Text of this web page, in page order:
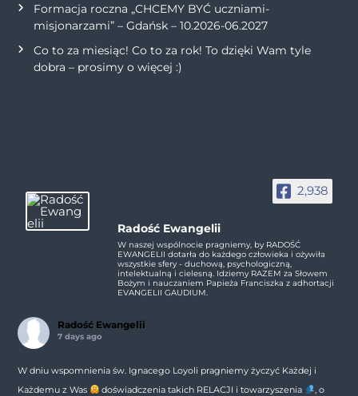
Formacja roczna „CHCEMY BYĆ uczniami-
misjonarzami” – Gdańsk – 10.2026-06.2027
Co to za miesiąc! Co to za rok! To dzięki Wam tyle
dobra – prosimy o więcej :)
2,938
Radość Ewangelii
W naszej wspólnocie pragniemy, by RADOŚĆ
EWANGELII dotarła do każdego człowieka i ożywiła
wszystkie sfery - duchową, psychologiczną,
intelektualną i cielesną. Idziemy RAZEM za Słowem
Bożym i nauczaniem Papieża Franciszka z adhortacji
EVANGELII GAUDIUM.
Radość Ewangelii
7 days ago
W dniu wspomnienia św. Ignacego Loyoli pragniemy życzyć Każdej i
Każdemu z Was
doświadczenia takich RELACJI i towarzyszenia
, o